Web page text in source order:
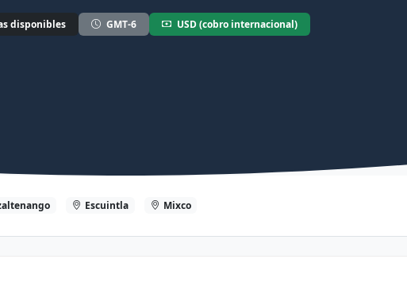
disponibles GMT-6 USD (cobro internacional)
Escuintla Mixco